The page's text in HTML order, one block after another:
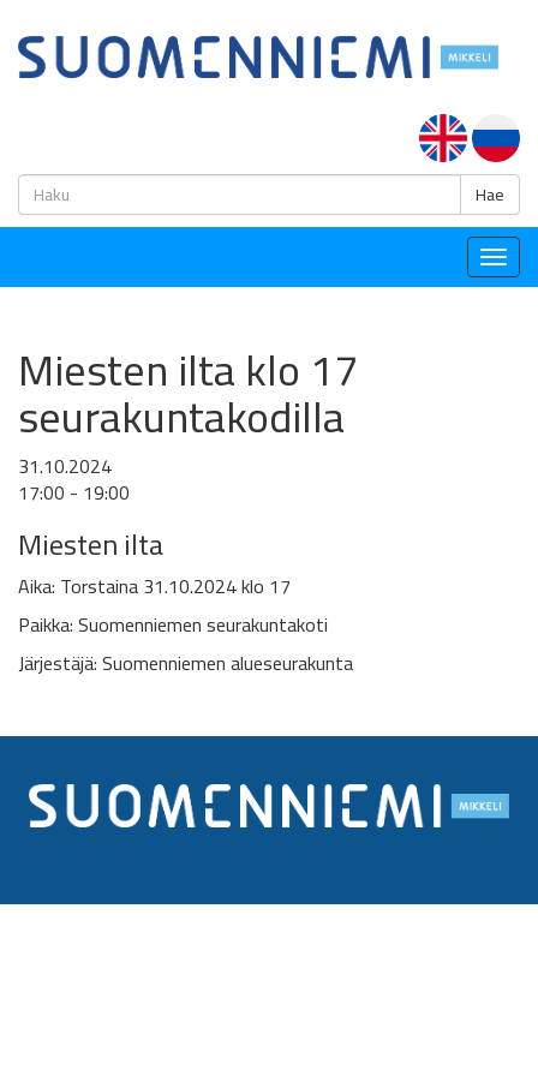
Hae
Miesten ilta klo 17
seurakuntakodilla
31.10.2024
17:00 - 19:00
Miesten ilta
Aika: Torstaina 31.10.2024 klo 17
Paikka: Suomenniemen seurakuntakoti
Järjestäjä: Suomenniemen alueseurakunta